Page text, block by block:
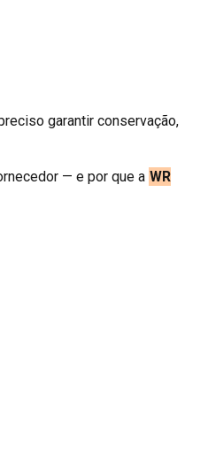
garantir conservação,
— e por que a WR